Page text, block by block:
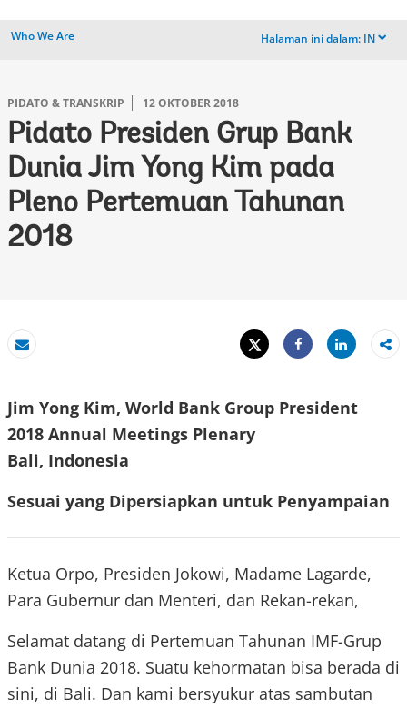
Who We Are Halaman ini dalam: IN dropdown
PIDATO & TRANSKRIP 12 OKTOBER 2018
Pidato Presiden Grup Bank
Dunia Jim Yong Kim pada
Pleno Pertemuan Tahunan
2018
Email
Tweet
Share
Share
Jim Yong Kim, World Bank Group President
2018 Annual Meetings Plenary
Bali, Indonesia
Sesuai yang Dipersiapkan untuk Penyampaian
Ketua Orpo, Presiden Jokowi, Madame Lagarde,
Para Gubernur dan Menteri, dan Rekan-rekan,
Selamat datang di Pertemuan Tahunan IMF-Grup
Bank Dunia 2018. Suatu kehormatan bisa berada di
sini, di Bali. Dan kami bersyukur atas sambutan